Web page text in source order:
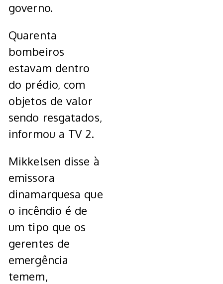
governo.
Quarenta
bombeiros
estavam dentro
do prédio, com
objetos de valor
sendo resgatados,
informou a TV 2.
Mikkelsen disse à
emissora
dinamarquesa que
o incêndio é de
um tipo que os
gerentes de
emergência
temem,